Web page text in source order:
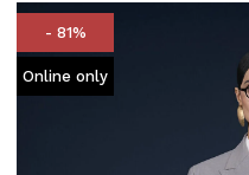
- 81%
Online only